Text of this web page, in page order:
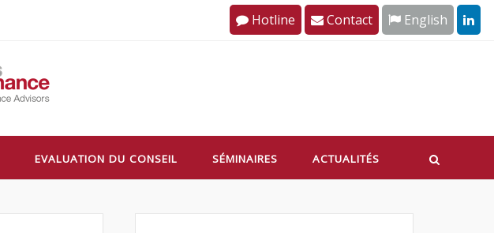
Hotline Contact English
EVALUATION DU CONSEIL SÉMINAIRES ACTUALITÉS